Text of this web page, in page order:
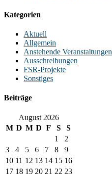
Kategorien
Aktuell
Allgemein
Anstehende Veranstaltungen
Ausschreibungen
FSR-Projekte
Sonstiges
Beiträge
August 2026
M D M D F S
S
1
2
3
4 5 6 7 8
9
10 11 12 13 14 15 16
17 18 19 20 21 22 23